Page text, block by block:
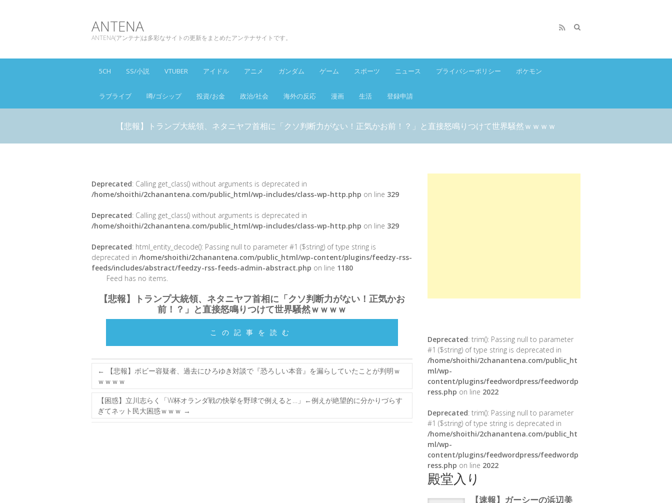
ANTENA
ANTENA(アンテナ)は多彩なサイトの更新をまとめたアンテナサイトです。
5CH SS/小説 VTUBER アイドル アニメ ガンダム ゲーム スポーツ ニュース プライバシーポリシー ポケモン
ラブライブ 噂/ゴシップ 投資/お金 政治/社会 海外の反応 漫画 生活 登録申請
【悲報】トランプ大統領、ネタニヤフ首相に「クソ判断力がない！正気かお前！？」と直接怒鳴りつけて世界騒然ｗｗｗｗ
Deprecated: Calling get_class() without arguments is deprecated in
/home/shoithi/2chanantena.com/public_html/wp-includes/class-wp-http.php on line 329
Deprecated: Calling get_class() without arguments is deprecated in
/home/shoithi/2chanantena.com/public_html/wp-includes/class-wp-http.php on line 329
Deprecated: html_entity_decode(): Passing null to parameter #1 ($string) of type string is
deprecated in /home/shoithi/2chanantena.com/public_html/wp-content/plugins/feedzy-rss-
feeds/includes/abstract/feedzy-rss-feeds-admin-abstract.php on line 1180
Feed has no items.
【悲報】トランプ大統領、ネタニヤフ首相に「クソ判断力がない！正気かお
前！？」と直接怒鳴りつけて世界騒然ｗｗｗｗ
この記事を読む
←
【悲報】ボビー容疑者、過去にひろゆき対談で『恐ろしい本音』を漏らしていたことが判明ｗ
ｗｗｗｗ
【困惑】立川志らく「W杯オランダ戦の快挙を野球で例えると…」←例えが絶望的に分かりづらす
ぎてネット民大困惑ｗｗｗ →
Deprecated: trim(): Passing null to parameter
#1 ($string) of type string is deprecated in
/home/shoithi/2chanantena.com/public_ht
ml/wp-
content/plugins/feedwordpress/feedwordp
ress.php on line 2022
Deprecated: trim(): Passing null to parameter
#1 ($string) of type string is deprecated in
/home/shoithi/2chanantena.com/public_ht
ml/wp-
content/plugins/feedwordpress/feedwordp
ress.php on line 2022
殿堂入り